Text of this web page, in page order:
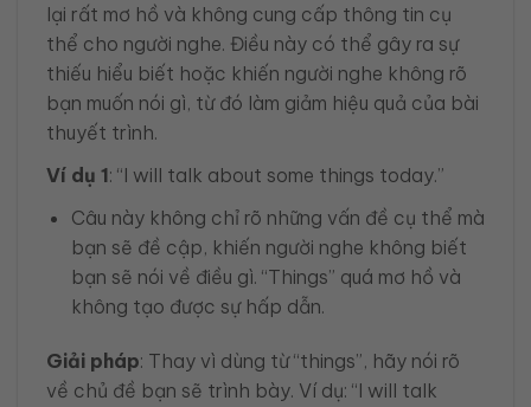
lại rất mơ hồ và không cung cấp thông tin cụ
thể cho người nghe. Điều này có thể gây ra sự
thiếu hiểu biết hoặc khiến người nghe không rõ
bạn muốn nói gì, từ đó làm giảm hiệu quả của bài
thuyết trình.
Ví dụ 1: “I will talk about some things today.”
Câu này không chỉ rõ những vấn đề cụ thể mà
bạn sẽ đề cập, khiến người nghe không biết
bạn sẽ nói về điều gì. “Things” quá mơ hồ và
không tạo được sự hấp dẫn.
Giải pháp: Thay vì dùng từ “things”, hãy nói rõ
về chủ đề bạn sẽ trình bày. Ví dụ: “I will talk